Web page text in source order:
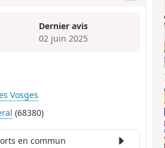
Dernier avis
02 juin 2025
Vosges
(68380)
en commun